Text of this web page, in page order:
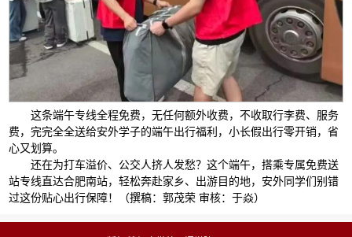
这条端午专线全程免费，无任何额外收费，不收取行李费、服务
费，完完全全送给安外学子的端午出行福利，小长假出行零开销，省
心又划算。
还在为打车溢价、公交人挤人发愁？这个端午，搭乘专属免费送
站专线直达合肥南站，轻松奔赴家乡、出游目的地，安外同学们别错
过这份贴心出行保障！（撰稿：郭茂荣 审核：于焱）